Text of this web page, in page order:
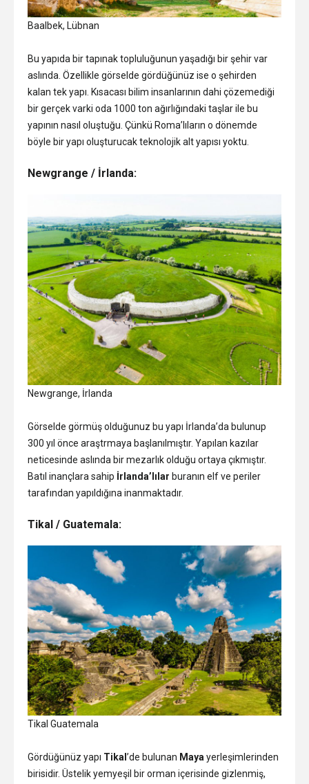
Baalbek, Lübnan
Bu yapıda bir tapınak topluluğunun yaşadığı bir şehir var
aslında. Özellikle görselde gördüğünüz ise o şehirden
kalan tek yapı. Kısacası bilim insanlarının dahi çözemediği
bir gerçek varki oda 1000 ton ağırlığındaki taşlar ile bu
yapının nasıl oluştuğu. Çünkü Roma’lıların o dönemde
böyle bir yapı oluşturucak teknolojik alt yapısı yoktu.
Newgrange / İrlanda:
Newgrange, İrlanda
Görselde görmüş olduğunuz bu yapı İrlanda’da bulunup
300 yıl önce araştrmaya başlanılmıştır. Yapılan kazılar
neticesinde aslında bir mezarlık olduğu ortaya çıkmıştır.
Batıl inançlara sahip İrlanda’lılar buranın elf ve periler
tarafından yapıldığına inanmaktadır.
Tikal / Guatemala:
Tikal Guatemala
Gördüğünüz yapı Tikal’de bulunan Maya yerleşimlerinden
birisidir. Üstelik yemyeşil bir orman içerisinde gizlenmiş,